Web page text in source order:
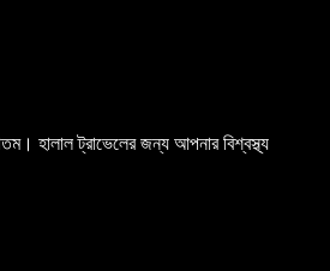
হালাল ট্রাভেলের জন্য আপনার বিশ্বস্থ্য